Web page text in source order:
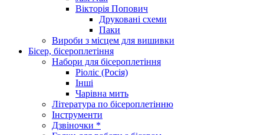
Вікторія Попович
Друковані схеми
Паки
Вироби з місцем для вишивки
Бісер, бісероплетіння
Набори для бісероплетіння
Ріоліс (Росія)
Інші
Чарівна мить
Література по бісероплетінню
Інструменти
Дзвіночки *